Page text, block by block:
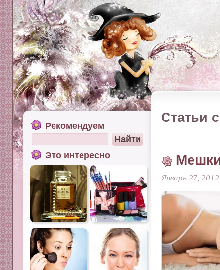
Статьи с
Январь 27, 2012
Рекомендуем
Это интересно